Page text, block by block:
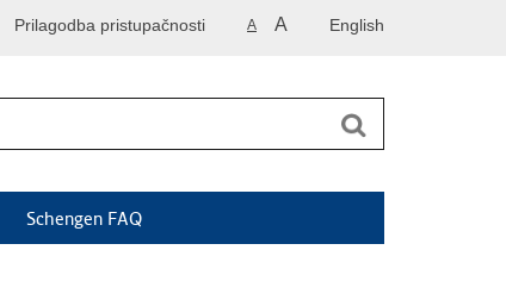
English
A A
Prilagodba pristupačnosti
Schengen FAQ